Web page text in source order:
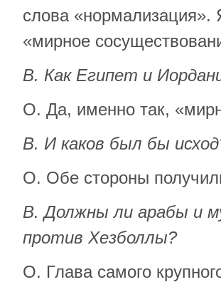
слова «нормализация».
«мирное
В. Как Египет и
О. Да, именно так,
В. И каков был бы
О. Обе стороны
В. Должны ли арабы и
против Хезболлы?
О. Глава самого